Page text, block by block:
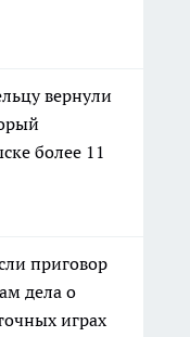
вернули
более 11
приговор
дела о
играх